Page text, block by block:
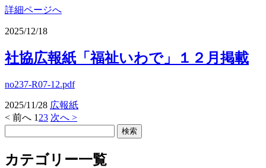
詳細ページへ
2025/12/18
社協広報紙「福祉いわで」１２月掲載
no237-R07-12.pdf
2025/11/28 広報紙
< 前へ 1 23 次へ >
カテゴリー一覧